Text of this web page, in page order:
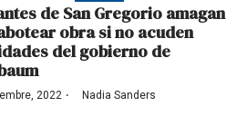
de San Gregorio amagan
obra si no acuden
del gobierno de
2022· Nadia Sanders